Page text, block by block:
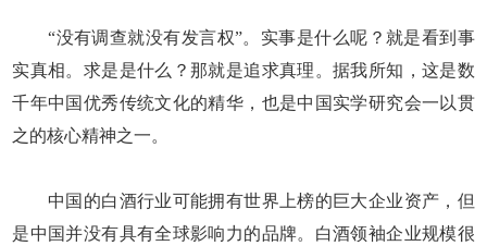
“没有调查就没有发言权”。实事是什么呢？就是看到事
实真相。求是是什么？那就是追求真理。据我所知，这是数
千年中国优秀传统文化的精华，也是中国实学研究会一以贯
之的核心精神之一。
中国的白酒行业可能拥有世界上榜的巨大企业资产，但
是中国并没有具有全球影响力的品牌。白酒领袖企业规模很